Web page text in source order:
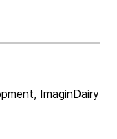
ImaginDairy